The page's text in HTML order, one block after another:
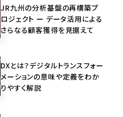
JR九州の分析基盤の再構築プ
ロジェクト ー データ活用による
さらなる顧客獲得を見据えて
DXとは？デジタルトランスフォー
メーションの意味や定義をわか
りやすく解説